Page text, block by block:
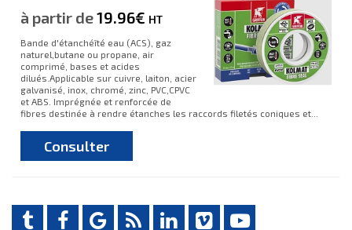
à partir de19.96€ HT
Bande d'étanchéîté eau (ACS), gaz
naturel,butane ou propane, air
comprimé, bases et acides
dilués.Applicable sur cuivre, laiton, acier
galvanisé, inox, chromé, zinc, PVC,CPVC
et ABS. Imprégnée et renforcée de
fibres destinée à rendre étanches les raccords filetés coniques et...
Consulter